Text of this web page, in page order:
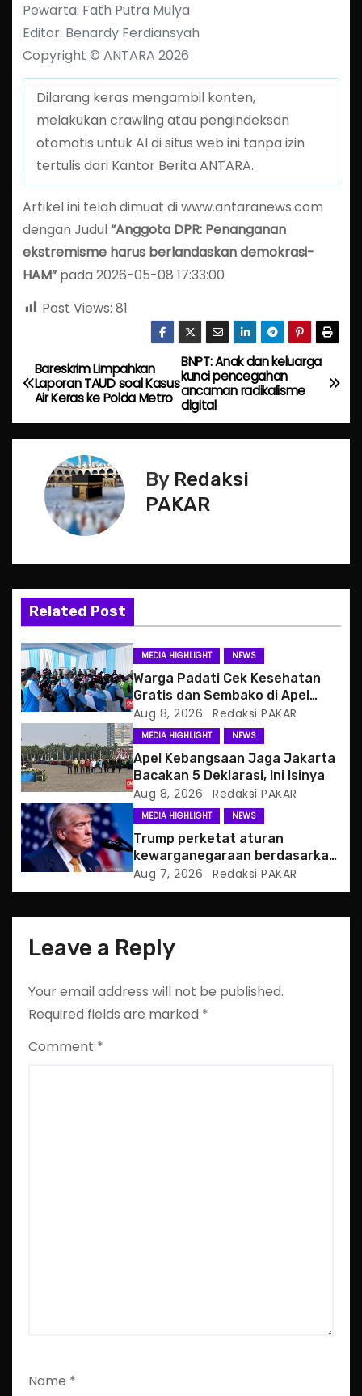
Pewarta: Fath Putra Mulya
Editor: Benardy Ferdiansyah
Copyright © ANTARA 2026
Dilarang keras mengambil konten,
melakukan crawling atau pengindeksan
otomatis untuk AI di situs web ini tanpa izin
tertulis dari Kantor Berita ANTARA.
Artikel ini telah dimuat di www.antaranews.com
dengan Judul“Anggota DPR: Penanganan
ekstremisme harus berlandaskan demokrasi-
HAM”pada 2026-05-08 17:33:00
Post Views: 81
P
o
s
v
g
a
t
i
o
n
BNPT: Anak dan keluarga
kunci pencegahan
ancaman radikalisme
digital
Bareskrim Limpahkan
Laporan TAUD soal Kasus
Air Keras ke Polda Metro
By Redaksi
PAKAR
Related Post
MEDIA HIGHLIGHT NEWS
Warga Padati Cek Kesehatan
Gratis dan Sembako di Apel
Jaga Jakarta
Aug 8, 2026 Redaksi PAKAR
MEDIA HIGHLIGHT NEWS
Apel Kebangsaan Jaga Jakarta
Bacakan 5 Deklarasi, Ini Isinya
Aug 8, 2026 Redaksi PAKAR
MEDIA HIGHLIGHT NEWS
Trump perketat aturan
kewarganegaraan berdasarkan
tempat kelahiran
Aug 7, 2026 Redaksi PAKAR
Leave a Reply
Your email address will not be published.
Required fields are marked *
Comment *
Name *